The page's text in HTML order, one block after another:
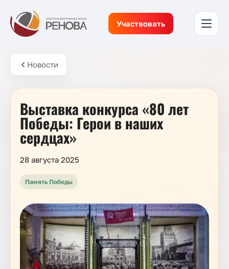
Участвовать
Новости
Выставка конкурса «80 лет
Победы: Герои в наших
сердцах»
28 августа 2025
Память Победы